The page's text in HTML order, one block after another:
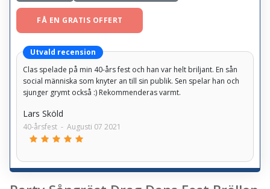
FÅ EN GRATIS OFFERT
Utvald recension
Clas spelade på min 40-års fest och han var helt briljant. En sån
social människa som knyter an till sin publik. Sen spelar han och
sjunger grymt också :) Rekommenderas varmt.
Lars Sköld
40-årsfest - Augusti 07 2021